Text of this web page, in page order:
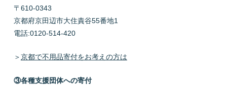
〒610-0343
京都府京田辺市大住責谷55番地1
電話:0120-514-420
＞京都で不用品寄付をお考えの方は
③各種支援団体への寄付